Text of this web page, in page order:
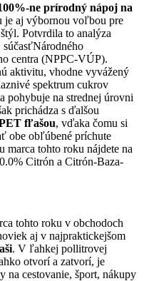
ne prírodný nápoj na
je aj výbornou voľbou pre
Potvrdila to analýza
centra (NPPC-VÚP).
aktivitu, vhodne vyvážený
spektrum cukrov
pohybuje na strednej úrovni
prichádza s ďalšou
fľašou, vďaka čomu si
obe obľúbené príchute
tohto roku nájdete na
Citrón a Citrón-Baza-
tohto roku v obchodoch
aj v najpraktickejšom
. V ľahkej pollitrovej
otvorí a zatvorí, je
na cestovanie, šport, nákupy